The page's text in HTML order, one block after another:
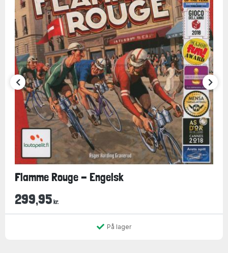
Flamme Rouge - Engelsk
299,95 kr.
På lager